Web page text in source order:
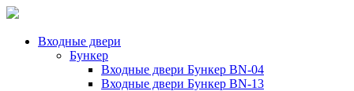
Входные двери
Бункер
Входные двери Бункер BN-04
Входные двери Бункер BN-13